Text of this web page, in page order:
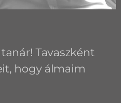
Tavaszként
hogy álmaim